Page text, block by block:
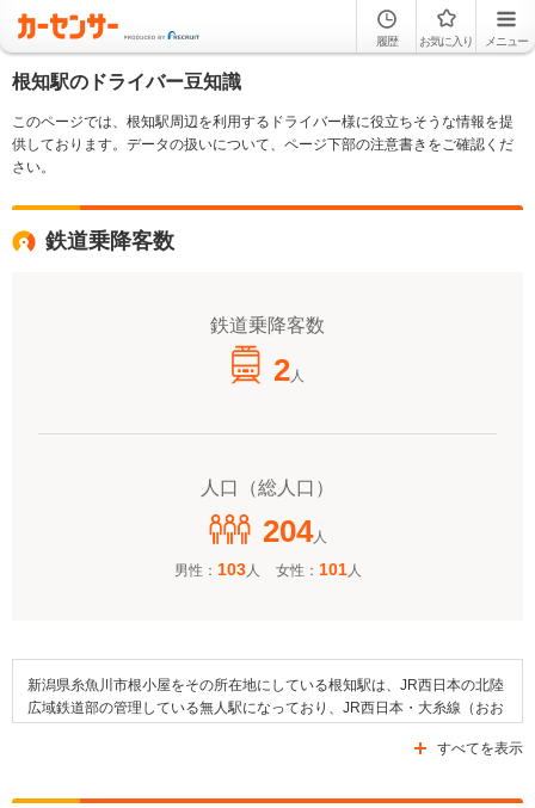
履歴 お気に入り メニュー
根知駅のドライバー豆知識
このページでは、根知駅周辺を利用するドライバー様に役立ちそうな情報を提
供しております。データの扱いについて、ページ下部の注意書きをご確認くだ
さい。
鉄道乗降客数
鉄道乗降客数
2 人
人口（総人口）
204人
男性： 103人 女性： 101人
新潟県糸魚川市根小屋をその所在地にしている根知駅は、JR西日本の北陸
広域鉄道部の管理している無人駅になっており、JR西日本・大糸線（おお
られるほか、住宅や田畑なども見られます。さらに、周辺のエリアには姫
寺社も建てられています。なお、交通面として国道148号線や県道225号線
すべてを表示